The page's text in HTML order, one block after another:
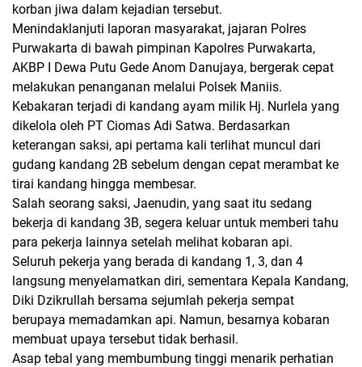
korban jiwa dalam kejadian tersebut.
Menindaklanjuti laporan masyarakat, jajaran Polres
Purwakarta di bawah pimpinan Kapolres Purwakarta,
AKBP I Dewa Putu Gede Anom Danujaya, bergerak cepat
melakukan penanganan melalui Polsek Maniis.
Kebakaran terjadi di kandang ayam milik Hj. Nurlela yang
dikelola oleh PT Ciomas Adi Satwa. Berdasarkan
keterangan saksi, api pertama kali terlihat muncul dari
gudang kandang 2B sebelum dengan cepat merambat ke
tirai kandang hingga membesar.
Salah seorang saksi, Jaenudin, yang saat itu sedang
bekerja di kandang 3B, segera keluar untuk memberi tahu
para pekerja lainnya setelah melihat kobaran api.
Seluruh pekerja yang berada di kandang 1, 3, dan 4
langsung menyelamatkan diri, sementara Kepala Kandang,
Diki Dzikrullah bersama sejumlah pekerja sempat
berupaya memadamkan api. Namun, besarnya kobaran
membuat upaya tersebut tidak berhasil.
Asap tebal yang membumbung tinggi menarik perhatian